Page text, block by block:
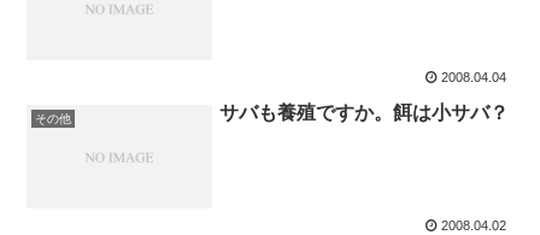
2008.04.04
その他 サバも養殖ですか。餌は小サバ？
2008.04.02